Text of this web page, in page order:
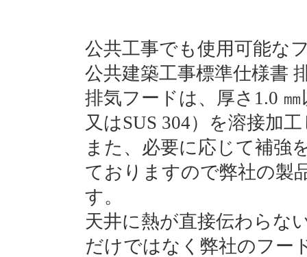
公共工事でも使用可能な
公共建築工事標準仕様書
排気フードは、厚さ1.0
又はSUS 304）を溶接加
また、必要に応じて補強
ておりますので弊社の製
す。
天井に熱が直接伝わらな
だけではなく弊社のフー